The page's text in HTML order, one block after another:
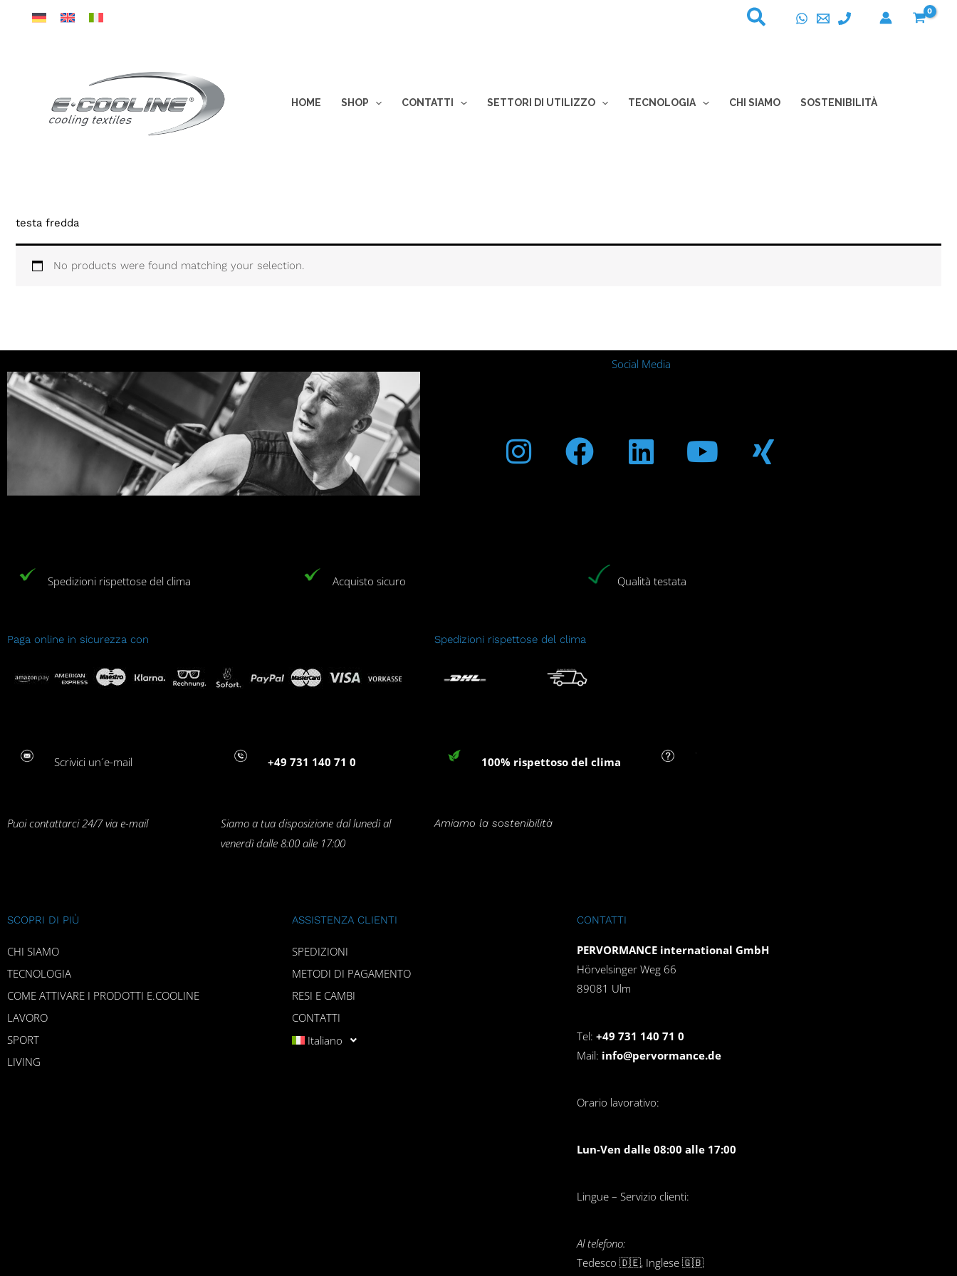
HOME SHOP CONTATTI SETTORI DI UTILIZZO TECNOLOGIA CHI SIAMO SOSTENIBILITÀ
testa fredda
No products were found matching your selection.
Social Media
Spedizioni rispettose del clima Acquisto sicuro Qualità testata
Paga online in sicurezza con Spedizioni rispettose del clima
Scrivici un´e-mail +49 731 140 71 0 100% rispettoso del clima
Puoi contattarci 24/7 via e-mail
Siamo a tua disposizione dal lunedì al
venerdì dalle 8:00 alle 17:00
Amiamo la sostenibilità
SCOPRI DI PIÙ
CHI SIAMO
TECNOLOGIA
COME ATTIVARE I PRODOTTI E.COOLINE
LAVORO
SPORT
LIVING
ASSISTENZA CLIENTI
SPEDIZIONI
METODI DI PAGAMENTO
RESI E CAMBI
CONTATTI
Italiano
CONTATTI
PERVORMANCE international GmbH
Hörvelsinger Weg 66
89081 Ulm
Tel: +49 731 140 71 0
Mail: info@pervormance.de
Orario lavorativo:
Lun-Ven dalle 08:00 alle 17:00
Lingue – Servizio clienti:
Al telefono:
Tedesco 🇩🇪, Inglese 🇬🇧